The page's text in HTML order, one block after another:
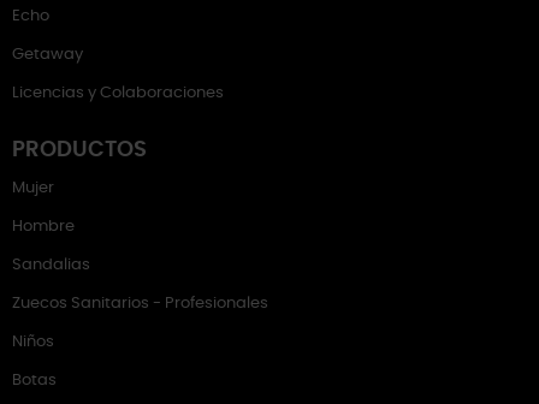
Echo
Getaway
Licencias y Colaboraciones
PRODUCTOS
Mujer
Hombre
Sandalias
Zuecos Sanitarios - Profesionales
Niños
Botas